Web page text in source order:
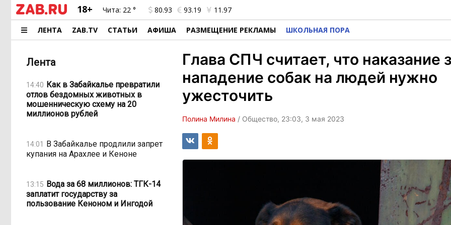
18+ Чита: 22 ° 80.93 93.19 11.97
ЛЕНТА ZAB.TV СТАТЬИ АФИША РАЗМЕЩЕНИЕ РЕКЛАМЫ ШКОЛЬНАЯ ПОРА
Лента
14:40 Как в Забайкалье превратили
отлов бездомных животных в
мошенническую схему на 20
миллионов рублей
14:01 В Забайкалье продлили запрет
купания на Арахлее и Кеноне
13:15 Вода за 68 миллионов: ТГК-14
заплатит государству за
пользование Кеноном и Ингодой
Глава СПЧ считает, что наказание
нападение собак на людей нужно
ужесточить
Полина Милина / Общество, 23:03, 3 мая 2023